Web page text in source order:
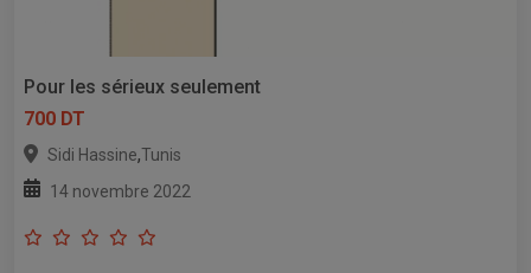
Pour les sérieux seulement
700 DT
Sidi Hassine,Tunis
14 novembre 2022